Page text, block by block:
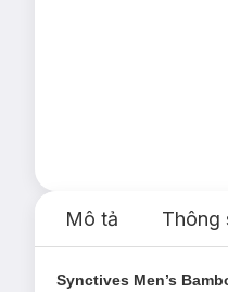
Mô tả Thông
Synctives Men’s